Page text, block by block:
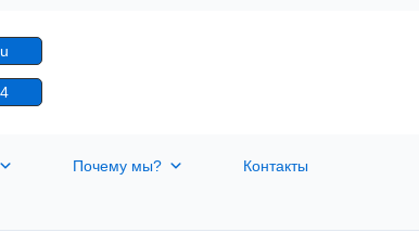
Почему мы? Контакты